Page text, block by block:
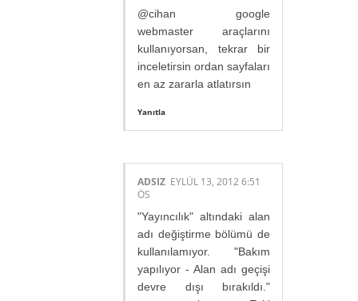
@cihan google
webmaster araçlarını
kullanıyorsan, tekrar bir
inceletirsin ordan sayfaları
en az zararla atlatırsın
Yanıtla
ADSIZ EYLÜL 13, 2012 6:51
ÖS
"Yayıncılık" altındaki alan
adı değiştirme bölümü de
kullanılamıyor. "Bakım
yapılıyor - Alan adı geçişi
devre dışı bırakıldı."